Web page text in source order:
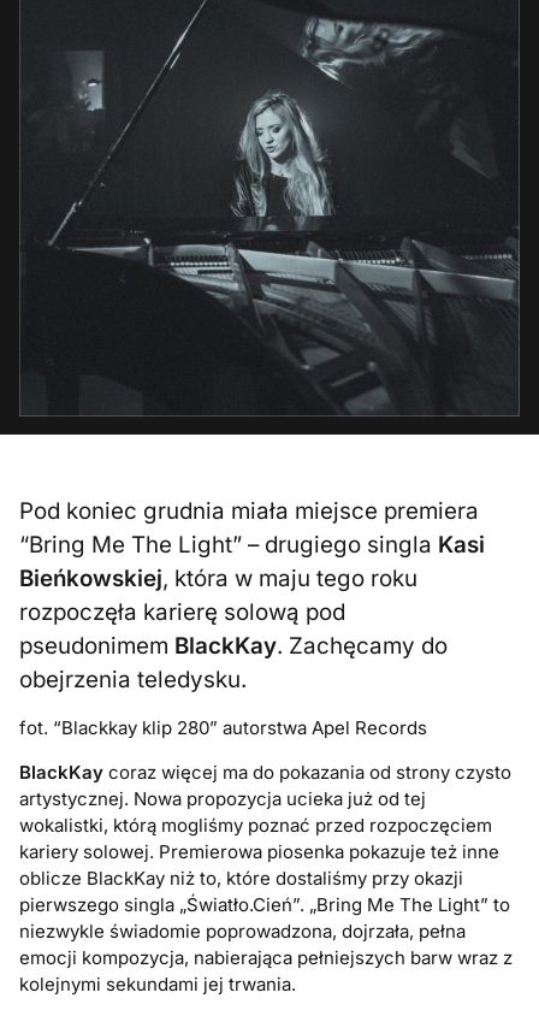
Pod koniec grudnia miała miejsce premiera
“Bring Me The Light” – drugiego singla Kasi
Bieńkowskiej, która w maju tego roku
rozpoczęła karierę solową pod
pseudonimem BlackKay. Zachęcamy do
obejrzenia teledysku.
fot. “Blackkay klip 280” autorstwa Apel Records
BlackKay coraz więcej ma do pokazania od strony czysto
artystycznej. Nowa propozycja ucieka już od tej
wokalistki, którą mogliśmy poznać przed rozpoczęciem
kariery solowej. Premierowa piosenka pokazuje też inne
oblicze BlackKay niż to, które dostaliśmy przy okazji
pierwszego singla „Światło.Cień”. „Bring Me The Light” to
niezwykle świadomie poprowadzona, dojrzała, pełna
emocji kompozycja, nabierająca pełniejszych barw wraz z
kolejnymi sekundami jej trwania.